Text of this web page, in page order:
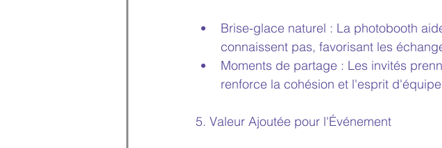
Brise-glace naturel : La photobooth
connaissent pas, favorisant les
Moments de partage : Les invités
renforce la cohésion et l'esprit
5. Valeur Ajoutée pour l'Événement